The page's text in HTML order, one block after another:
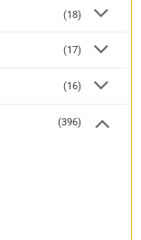
(18)
(17)
(16)
(396)